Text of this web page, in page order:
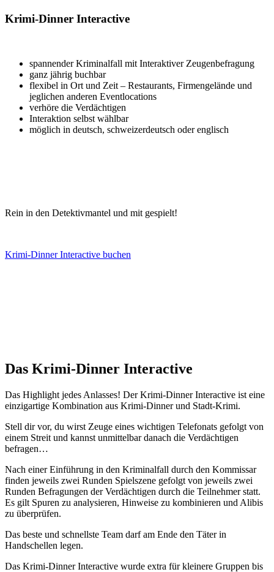
Krimi-Dinner Interactive
spannender Kriminalfall mit Interaktiver Zeugenbefragung
ganz jährig buchbar
flexibel in Ort und Zeit – Restaurants, Firmengelände und
jeglichen anderen Eventlocations
verhöre die Verdächtigen
Interaktion selbst wählbar
möglich in deutsch, schweizerdeutsch oder englisch
Rein in den Detektivmantel und mit gespielt!
Krimi-Dinner Interactive buchen
Das Krimi-Dinner Interactive
Das Highlight jedes Anlasses! Der Krimi-Dinner Interactive ist eine
einzigartige Kombination aus Krimi-Dinner und Stadt-Krimi.
Stell dir vor, du wirst Zeuge eines wichtigen Telefonats gefolgt von
einem Streit und kannst unmittelbar danach die Verdächtigen
befragen…
Nach einer Einführung in den Kriminalfall durch den Kommissar
finden jeweils zwei Runden Spielszene gefolgt von jeweils zwei
Runden Befragungen der Verdächtigen durch die Teilnehmer statt.
Es gilt Spuren zu analysieren, Hinweise zu kombinieren und Alibis
zu überprüfen.
Das beste und schnellste Team darf am Ende den Täter in
Handschellen legen.
Das Krimi-Dinner Interactive wurde extra für kleinere Gruppen bis